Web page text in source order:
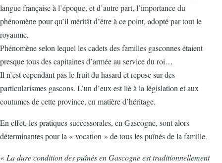
langue française à l’époque, et d’autre part, l’importance du
phénomène pour qu’il méritât d’être à ce point, adopté par tout le
royaume.
Phénomène selon lequel les cadets des familles gasconnes étaient
presque tous des capitaines d’armée au service du roi…
Il n’est cependant pas le fruit du hasard et repose sur des
particularismes gascons. L’un d’eux est lié à la législation et aux
coutumes de cette province, en matière d’héritage.
En effet, les pratiques successorales, en Gascogne, sont alors
déterminantes pour la « vocation » de tous les puînés de la famille.
« La dure condition des puînés en Gascogne est traditionnellement